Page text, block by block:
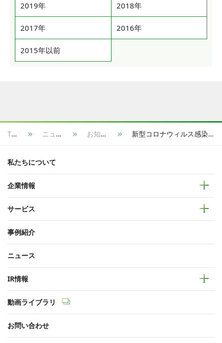
2019年 2018年
2017年 2016年
2015年以前
TOP ニュース お知らせ 新型コロナウィルス感染拡大に伴い、グループ全従業員で在宅勤務を実施
私たちについて
企業情報
サービス
事例紹介
ニュース
IR情報
動画ライブラリ
お問い合わせ